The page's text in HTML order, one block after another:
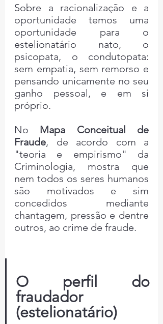
Sobre a racionalização e a
oportunidade temos uma
oportunidade para o
estelionatário nato, o
psicopata, o condutopata:
sem empatia, sem remorso e
pensando unicamente no seu
ganho pessoal, e em si
próprio.
No Mapa Conceitual de
Fraude, de acordo com a
"teoria e empirismo" da
Criminologia, mostra que
nem todos os seres humanos
são motivados e sim
concedidos mediante
chantagem, pressão e dentre
outros, ao crime de fraude.
O perfil do
fraudador
(estelionatário)